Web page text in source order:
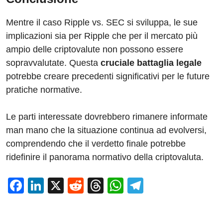
Mentre il caso Ripple vs. SEC si sviluppa, le sue
implicazioni sia per Ripple che per il mercato più
ampio delle criptovalute non possono essere
sopravvalutate. Questa cruciale battaglia legale
potrebbe creare precedenti significativi per le future
pratiche normative.
Le parti interessate dovrebbero rimanere informate
man mano che la situazione continua ad evolversi,
comprendendo che il verdetto finale potrebbe
ridefinire il panorama normativo della criptovaluta.
F
Li
X
R
T
W